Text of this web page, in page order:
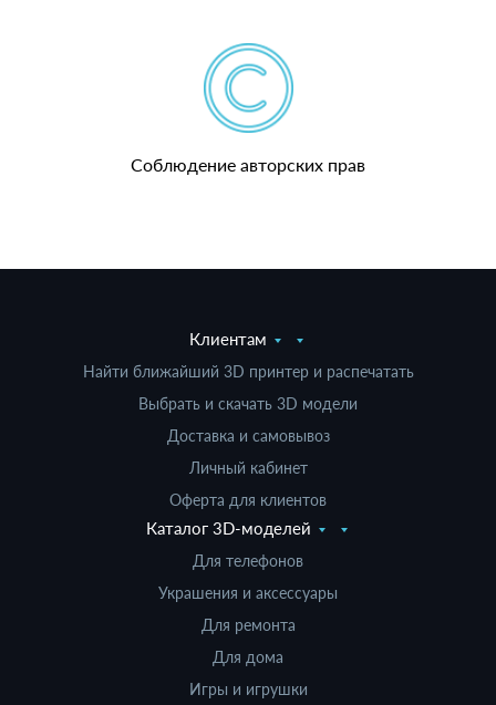
Соблюдение авторских прав
Клиентам
Найти ближайший 3D принтер и распечатать
Выбрать и скачать 3D модели
Доставка и самовывоз
Личный кабинет
Оферта для клиентов
Каталог 3D-моделей
Для телефонов
Украшения и аксессуары
Для ремонта
Для дома
Игры и игрушки